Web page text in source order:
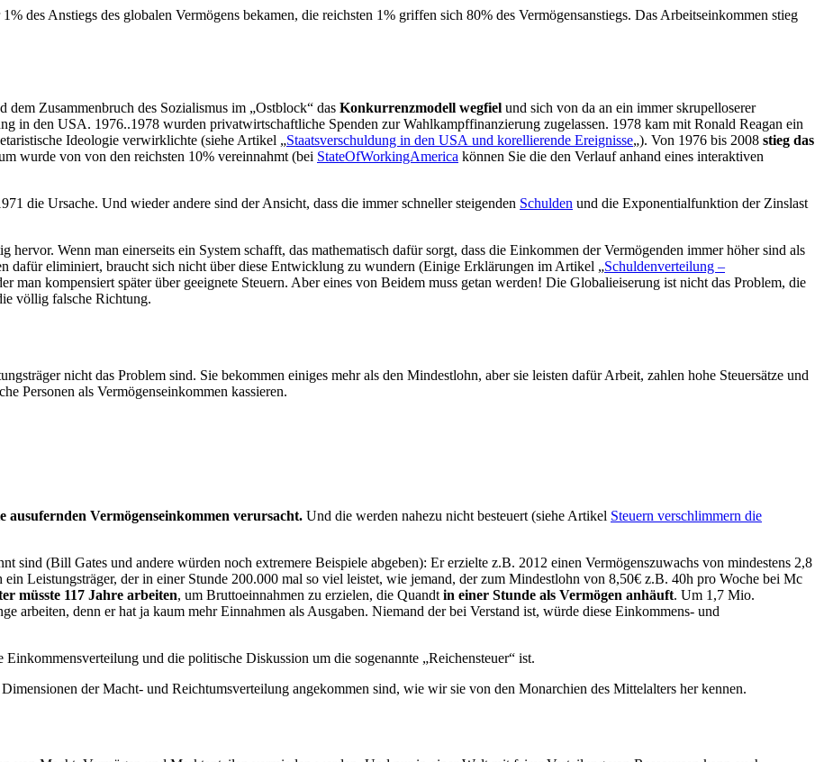
des Anstiegs des globalen Vermögens bekamen, die reichsten 1% griffen sich 80% des Vermögensanstiegs. Das Arbeitseinkommen stieg
Zusammenbruch des Sozialismus im „Ostblock“ das Konkurrenzmodell wegfiel und sich von da an ein immer skrupelloserer
in den USA. 1976..1978 wurden privatwirtschaftliche Spenden zur Wahlkampffinanzierung zugelassen. 1978 kam mit Ronald Reagan ein
Ideologie verwirklichte (siehe Artikel „Staatsverschuldung in den USA und korellierende Ereignisse„). Von 1976 bis 2008 stieg das
wurde von von den reichsten 10% vereinnahmt (bei StateOfWorkingAmerica können Sie die den Verlauf anhand eines interaktiven
die Ursache. Und wieder andere sind der Ansicht, dass die immer schneller steigenden Schulden und die Exponentialfunktion der Zinslast
Wenn man einerseits ein System schafft, das mathematisch dafür sorgt, dass die Einkommen der Vermögenden immer höher sind als
dafür eliminiert, braucht sich nicht über diese Entwicklung zu wundern (Einige Erklärungen im Artikel „Schuldenverteilung –
man kompensiert später über geeignete Steuern. Aber eines von Beidem muss getan werden! Die Globalieiserung ist nicht das Problem, die
völlig falsche Richtung.
nicht das Problem sind. Sie bekommen einiges mehr als den Mindestlohn, aber sie leisten dafür Arbeit, zahlen hohe Steuersätze und
Personen als Vermögenseinkommen kassieren.
ausufernden Vermögenseinkommen verursacht. Und die werden nahezu nicht besteuert (siehe Artikel Steuern verschlimmern die
sind (Bill Gates und andere würden noch extremere Beispiele abgeben): Er erzielte z.B. 2012 einen Vermögenszuwachs von mindestens 2,8
Leistungsträger, der in einer Stunde 200.000 mal so viel leistet, wie jemand, der zum Mindestlohn von 8,50€ z.B. 40h pro Woche bei Mc
müsste 117 Jahre arbeiten, um Bruttoeinnahmen zu erzielen, die Quandt in einer Stunde als Vermögen anhäuft. Um 1,7 Mio.
arbeiten, denn er hat ja kaum mehr Einnahmen als Ausgaben. Niemand der bei Verstand ist, würde diese Einkommens- und
und die politische Diskussion um die sogenannte „Reichensteuer“ ist.
der Macht- und Reichtumsverteilung angekommen sind, wie wir sie von den Monarchien des Mittelalters her kennen.